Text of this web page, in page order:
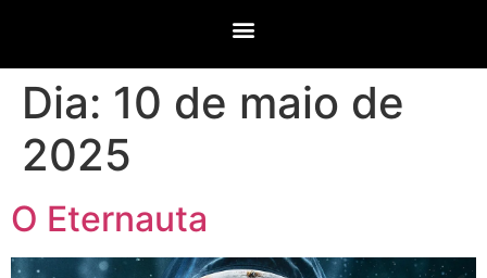
Dia: 10 de maio de
2025
O Eternauta